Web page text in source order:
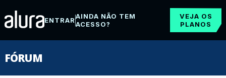
ENTRARAINDA NÃO TEM
ACESSO?
VEJA OS
PLANOS
FÓRUM